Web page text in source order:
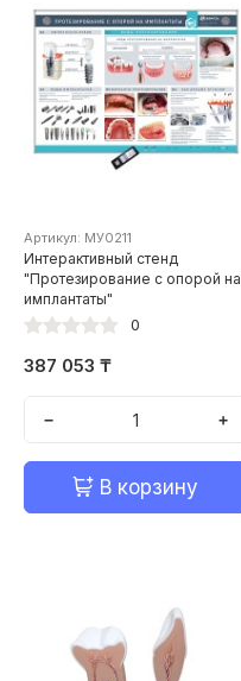
Артикул: МУ0211
Интерактивный стенд
"Протезирование с опорой на
имплантаты"
0
387 053 ₸
− +
В корзину